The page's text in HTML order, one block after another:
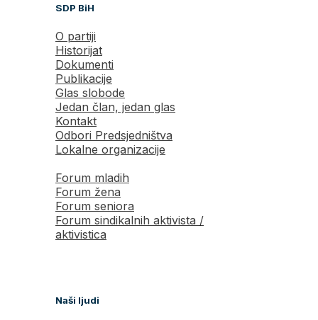
SDP BiH
O partiji
Historijat
Dokumenti
Publikacije
Glas slobode
Jedan član, jedan glas
Kontakt
Odbori Predsjedništva
Lokalne organizacije
Forum mladih
Forum žena
Forum seniora
Forum sindikalnih aktivista /
aktivistica
Naši ljudi